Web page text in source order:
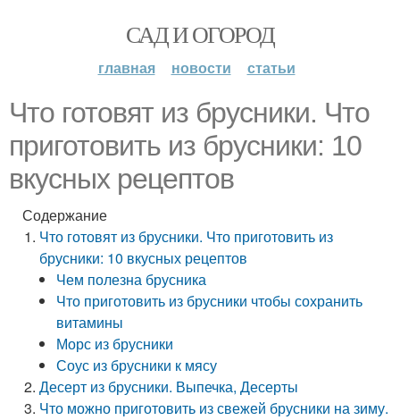
САД И ОГОРОД
главная новости статьи
Что готовят из брусники. Что
приготовить из брусники: 10
вкусных рецептов
Содержание
Что готовят из брусники. Что приготовить из
брусники: 10 вкусных рецептов
Чем полезна брусника
Что приготовить из брусники чтобы сохранить
витамины
Морс из брусники
Соус из брусники к мясу
Десерт из брусники. Выпечка, Десерты
Что можно приготовить из свежей брусники на зиму.